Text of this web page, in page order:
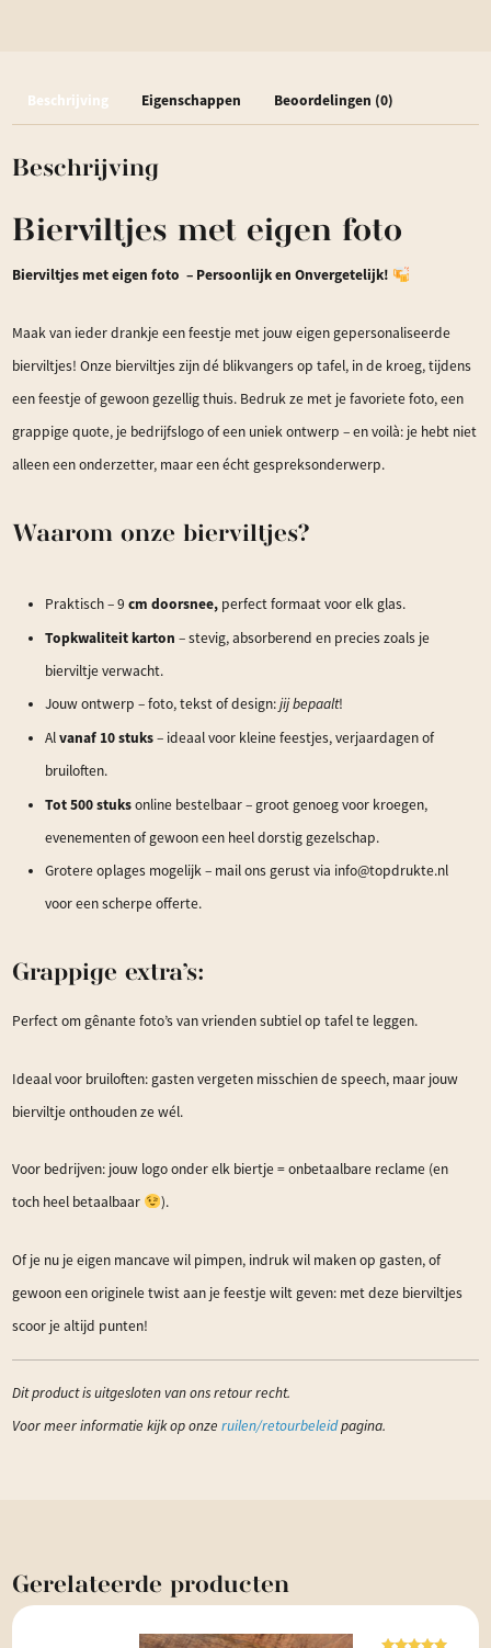
Beschrijving Eigenschappen Beoordelingen (0)
Beschrijving
Bierviltjes met eigen foto
Bierviltjes met eigen foto – Persoonlijk en Onvergetelijk!
Maak van ieder drankje een feestje met jouw eigen gepersonaliseerde
bierviltjes! Onze bierviltjes zijn dé blikvangers op tafel, in de kroeg, tijdens
een feestje of gewoon gezellig thuis. Bedruk ze met je favoriete foto, een
grappige quote, je bedrijfslogo of een uniek ontwerp – en voilà: je hebt niet
alleen een onderzetter, maar een écht gespreksonderwerp.
Waarom onze bierviltjes?
Praktisch – 9 cm doorsnee, perfect formaat voor elk glas.
Topkwaliteit karton – stevig, absorberend en precies zoals je
bierviltje verwacht.
Jouw ontwerp – foto, tekst of design:jij bepaalt!
Alvanaf 10 stuks– ideaal voor kleine feestjes, verjaardagen of
bruiloften.
Tot 500 stuksonline bestelbaar – groot genoeg voor kroegen,
evenementen of gewoon een heel dorstig gezelschap.
Grotere oplages mogelijk – mail ons gerust via info@topdrukte.nl
voor een scherpe offerte.
Grappige extra’s:
Perfect om gênante foto’s van vrienden subtiel op tafel te leggen.
Ideaal voor bruiloften: gasten vergeten misschien de speech, maar jouw
bierviltje onthouden ze wél.
Voor bedrijven: jouw logo onder elk biertje = onbetaalbare reclame (en
toch heel betaalbaar
).
Of je nu je eigen mancave wil pimpen, indruk wil maken op gasten, of
gewoon een originele twist aan je feestje wilt geven: met deze bierviltjes
scoor je altijd punten!
Dit product is uitgesloten van ons retour recht.
Voor meer informatie kijk op onzeruilen/retourbeleidpagina.
Gerelateerde producten